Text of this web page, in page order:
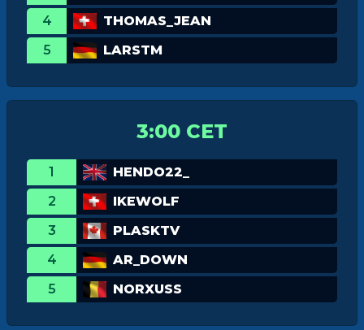
4
THOMAS_JEAN
5
LARSTM
3:00 CET
1
HENDO22_
2
IKEWOLF
3
PLASKTV
4
AR_DOWN
5
NORXUSS